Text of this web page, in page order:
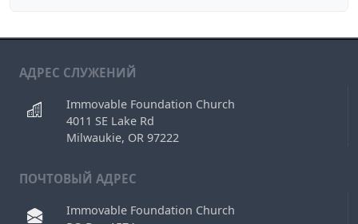
АДРЕС СЛУЖЕНИЙ
Immovable Foundation Church
4011 SE Lake Rd
Milwaukie, OR 97222
ПОЧТОВЫЙ АДРЕС
Immovable Foundation Church